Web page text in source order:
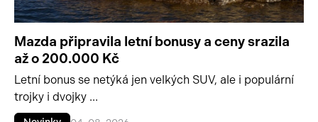
Mazda připravila letní bonusy a ceny srazila
až o 200.000 Kč
Letní bonus se netýká jen velkých SUV, ale i populární
trojky i dvojky ...